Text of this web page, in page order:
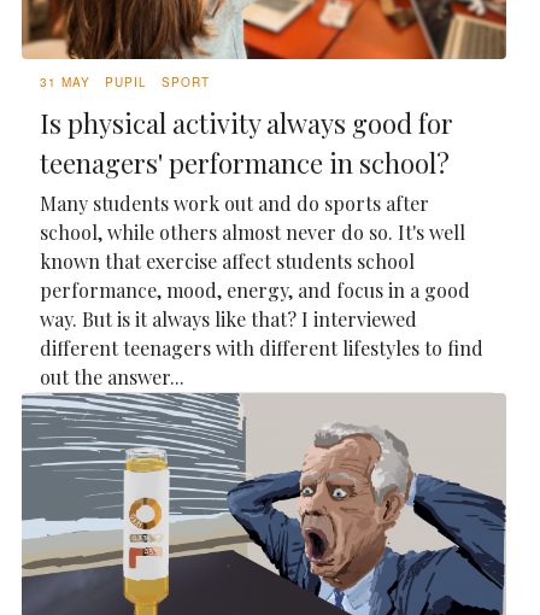
31 MAY PUPIL SPORT
Is physical activity always good for
teenagers' performance in school?
Many students work out and do sports after
school, while others almost never do so. It's well
known that exercise affect students school
performance, mood, energy, and focus in a good
way. But is it always like that? I interviewed
different teenagers with different lifestyles to find
out the answer...